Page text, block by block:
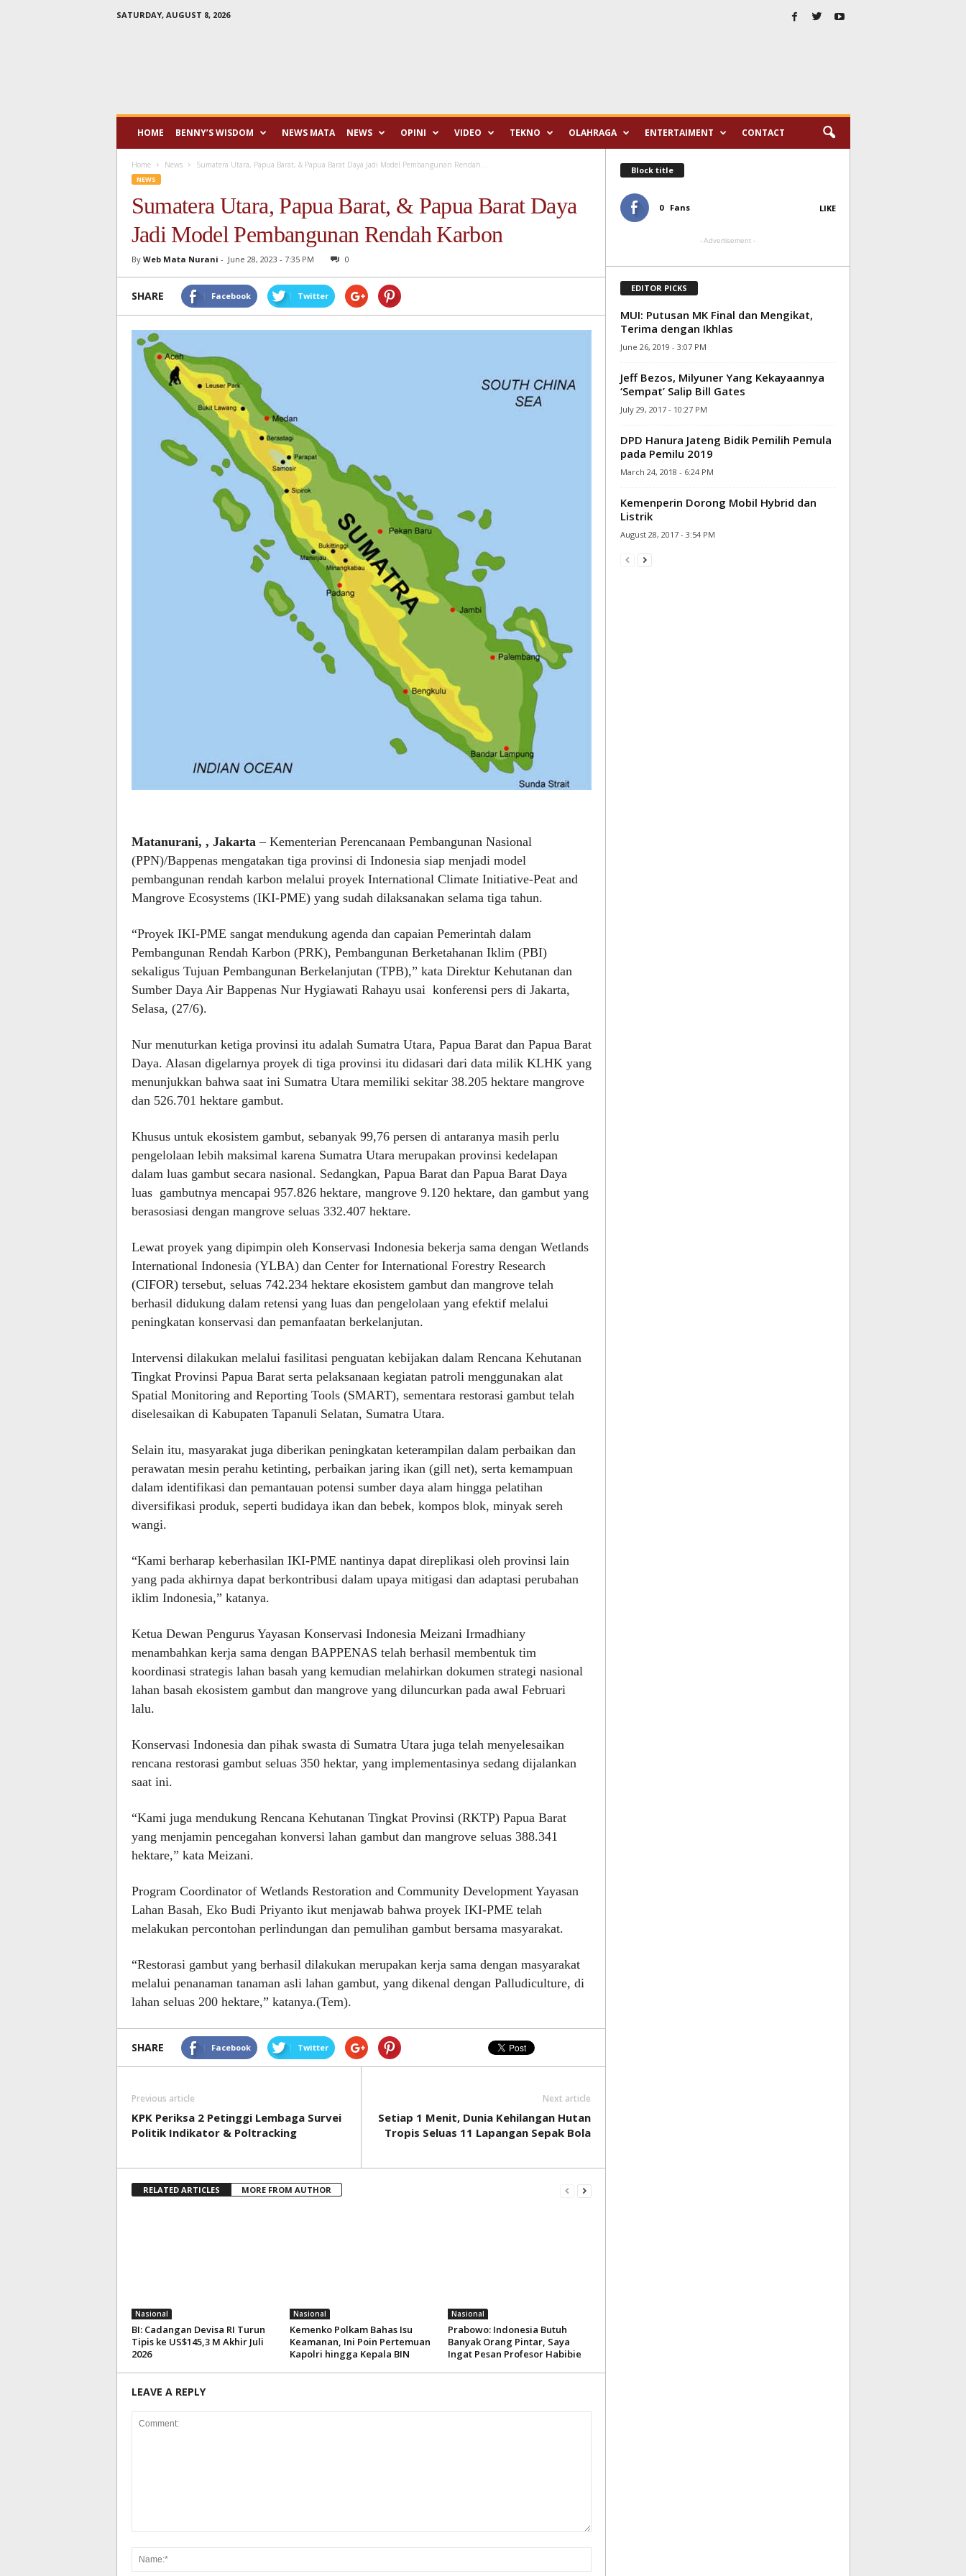
SATURDAY, AUGUST 8, 2026
HOME BENNY’S WISDOM NEWS MATA NEWS OPINI VIDEO TEKNO OLAHRAGA ENTERTAIMENT CONTACT
Home News Sumatera Utara, Papua Barat, & Papua Barat Daya Jadi Model Pembangunan Rendah...
NEWS
Sumatera Utara, Papua Barat, & Papua Barat Daya
Jadi Model Pembangunan Rendah Karbon
By Web Mata Nurani - June 28, 2023 - 7:35 PM 0
SHARE Facebook Twitter
Matanurani, , Jakarta– Kementerian Perencanaan Pembangunan Nasional
(PPN)/Bappenas mengatakan tiga provinsi di Indonesia siap menjadi model
pembangunan rendah karbon melalui proyek International Climate Initiative-Peat and
Mangrove Ecosystems (IKI-PME) yang sudah dilaksanakan selama tiga tahun.
“Proyek IKI-PME sangat mendukung agenda dan capaian Pemerintah dalam
Pembangunan Rendah Karbon (PRK), Pembangunan Berketahanan Iklim (PBI)
sekaligus Tujuan Pembangunan Berkelanjutan (TPB),” kata Direktur Kehutanan dan
Sumber Daya Air Bappenas Nur Hygiawati Rahayu usai konferensi pers di Jakarta,
Selasa, (27/6).
Nur menuturkan ketiga provinsi itu adalah Sumatra Utara, Papua Barat dan Papua Barat
Daya. Alasan digelarnya proyek di tiga provinsi itu didasari dari data milik KLHK yang
menunjukkan bahwa saat ini Sumatra Utara memiliki sekitar 38.205 hektare mangrove
dan 526.701 hektare gambut.
Khusus untuk ekosistem gambut, sebanyak 99,76 persen di antaranya masih perlu
pengelolaan lebih maksimal karena Sumatra Utara merupakan provinsi kedelapan
dalam luas gambut secara nasional. Sedangkan, Papua Barat dan Papua Barat Daya
luas gambutnya mencapai 957.826 hektare, mangrove 9.120 hektare, dan gambut yang
berasosiasi dengan mangrove seluas 332.407 hektare.
Lewat proyek yang dipimpin oleh Konservasi Indonesia bekerja sama dengan Wetlands
International Indonesia (YLBA) dan Center for International Forestry Research
(CIFOR) tersebut, seluas 742.234 hektare ekosistem gambut dan mangrove telah
berhasil didukung dalam retensi yang luas dan pengelolaan yang efektif melalui
peningkatan konservasi dan pemanfaatan berkelanjutan.
Intervensi dilakukan melalui fasilitasi penguatan kebijakan dalam Rencana Kehutanan
Tingkat Provinsi Papua Barat serta pelaksanaan kegiatan patroli menggunakan alat
Spatial Monitoring and Reporting Tools (SMART), sementara restorasi gambut telah
diselesaikan di Kabupaten Tapanuli Selatan, Sumatra Utara.
Selain itu, masyarakat juga diberikan peningkatan keterampilan dalam perbaikan dan
perawatan mesin perahu ketinting, perbaikan jaring ikan (gill net), serta kemampuan
dalam identifikasi dan pemantauan potensi sumber daya alam hingga pelatihan
diversifikasi produk, seperti budidaya ikan dan bebek, kompos blok, minyak sereh
wangi.
“Kami berharap keberhasilan IKI-PME nantinya dapat direplikasi oleh provinsi lain
yang pada akhirnya dapat berkontribusi dalam upaya mitigasi dan adaptasi perubahan
iklim Indonesia,” katanya.
Ketua Dewan Pengurus Yayasan Konservasi Indonesia Meizani Irmadhiany
menambahkan kerja sama dengan BAPPENAS telah berhasil membentuk tim
koordinasi strategis lahan basah yang kemudian melahirkan dokumen strategi nasional
lahan basah ekosistem gambut dan mangrove yang diluncurkan pada awal Februari
lalu.
Konservasi Indonesia dan pihak swasta di Sumatra Utara juga telah menyelesaikan
rencana restorasi gambut seluas 350 hektar, yang implementasinya sedang dijalankan
saat ini.
“Kami juga mendukung Rencana Kehutanan Tingkat Provinsi (RKTP) Papua Barat
yang menjamin pencegahan konversi lahan gambut dan mangrove seluas 388.341
hektare,” kata Meizani.
Program Coordinator of Wetlands Restoration and Community Development Yayasan
Lahan Basah, Eko Budi Priyanto ikut menjawab bahwa proyek IKI-PME telah
melakukan percontohan perlindungan dan pemulihan gambut bersama masyarakat.
“Restorasi gambut yang berhasil dilakukan merupakan kerja sama dengan masyarakat
melalui penanaman tanaman asli lahan gambut, yang dikenal dengan Palludiculture, di
lahan seluas 200 hektare,” katanya.(Tem).
SHARE Facebook Twitter
Previous article
KPK Periksa 2 Petinggi Lembaga Survei
Politik Indikator & Poltracking
Next article
Setiap 1 Menit, Dunia Kehilangan Hutan
Tropis Seluas 11 Lapangan Sepak Bola
RELATED ARTICLES MORE FROM AUTHOR
Nasional
BI: Cadangan Devisa RI Turun
Tipis ke US$145,3 M Akhir Juli
2026
Nasional
Kemenko Polkam Bahas Isu
Keamanan, Ini Poin Pertemuan
Kapolri hingga Kepala BIN
Nasional
Prabowo: Indonesia Butuh
Banyak Orang Pintar, Saya
Ingat Pesan Profesor Habibie
LEAVE A REPLY
Block title
0 Fans LIKE
- Advertisement -
EDITOR PICKS
MUI: Putusan MK Final dan Mengikat,
Terima dengan Ikhlas
June 26, 2019 - 3:07 PM
Jeff Bezos, Milyuner Yang Kekayaannya
‘Sempat’ Salip Bill Gates
July 29, 2017 - 10:27 PM
DPD Hanura Jateng Bidik Pemilih Pemula
pada Pemilu 2019
March 24, 2018 - 6:24 PM
Kemenperin Dorong Mobil Hybrid dan
Listrik
August 28, 2017 - 3:54 PM